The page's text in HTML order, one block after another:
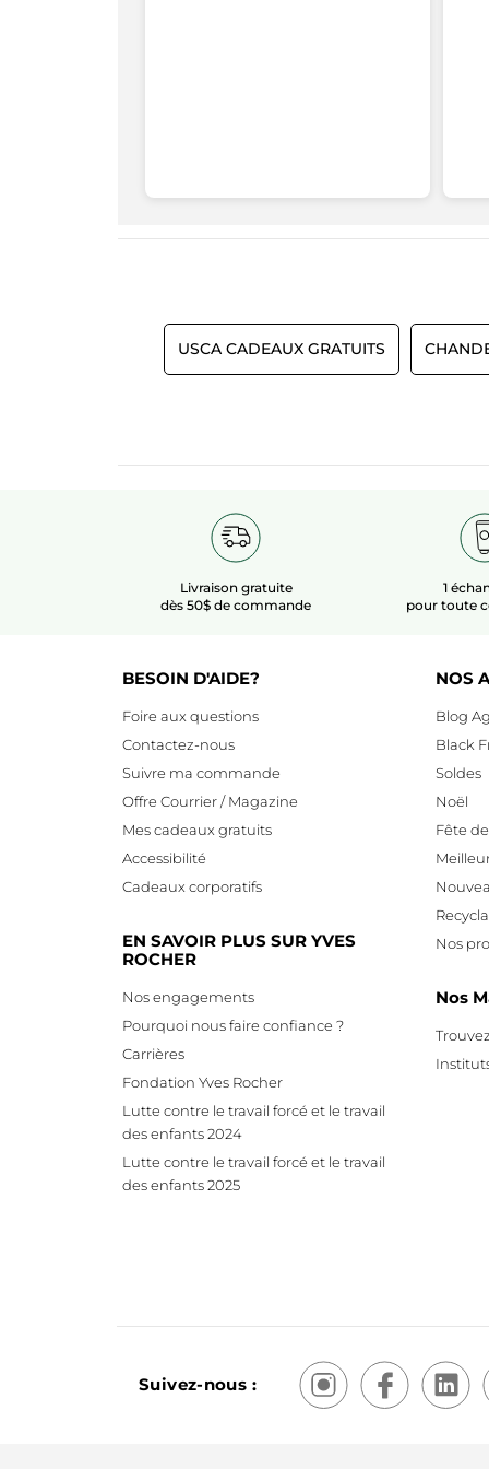
USCA CADEAUX GRATUITS
Livraison gratuite
dès 50$ de commande
1
pour toute
BESOIN D'AIDE?
Foire aux questions
Contactez-nous
Suivre ma commande
Offre Courrier / Magazine
Mes cadeaux gratuits
Accessibilité
Cadeaux corporatifs
EN SAVOIR PLUS SUR YVES
ROCHER
Nos engagements
Pourquoi nous faire confiance ?
Carrières
Fondation Yves Rocher
Lutte contre le travail forcé et le travail
des enfants 2024
Lutte contre le travail forcé et le travail
des enfants 2025
NOS
Blog
Black
Soldes
Noël
Fête
Nos
Nos
Suivez-nous :